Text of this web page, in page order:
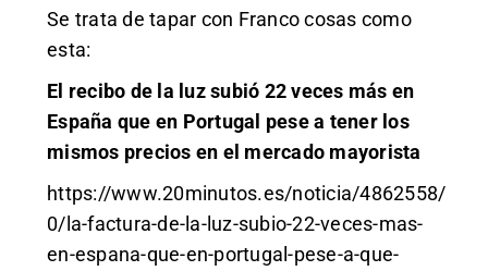
Se trata de tapar con Franco cosas como
esta:
El recibo de la luz subió 22 veces más en
España que en Portugal pese a tener los
mismos precios en el mercado mayorista
https://www.20minutos.es/noticia/4862558/
0/la-factura-de-la-luz-subio-22-veces-mas-
en-espana-que-en-portugal-pese-a-que-